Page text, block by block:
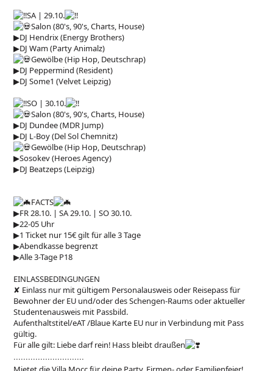
SA | 29.10.
Salon (80's, 90's, Charts, House)
▶︎DJ Hendrix (Energy Brothers)
▶︎DJ Wam (Party Animalz)
Gewölbe (Hip Hop, Deutschrap)
▶︎DJ Peppermind (Resident)
▶︎DJ Some1 (Velvet Leipzig)
SO | 30.10.
Salon (80's, 90's, Charts, House)
▶︎DJ Dundee (MDR Jump)
▶︎DJ L-Boy (Del Sol Chemnitz)
Gewölbe (Hip Hop, Deutschrap)
▶︎Sosokev (Heroes Agency)
▶︎DJ Beatzeps (Leipzig)
FACTS
▶︎FR 28.10. | SA 29.10. | SO 30.10.
▶︎22-05 Uhr
▶︎1 Ticket nur 15€ gilt für alle 3 Tage
▶︎Abendkasse begrenzt
▶︎Alle 3-Tage P18
EINLASSBEDINGUNGEN
✘ Einlass nur mit gültigem Personalausweis oder Reisepass für
Bewohner der EU und/oder des Schengen-Raums oder aktueller
Studentenausweis mit Passbild.
Aufenthaltstitel/eAT /Blaue Karte EU nur in Verbindung mit Pass
gültig.
Für alle gilt: Liebe darf rein! Hass bleibt draußen
∙∙∙∙∙∙∙∙∙∙∙∙∙∙∙∙∙∙∙∙∙∙∙∙∙∙∙∙∙